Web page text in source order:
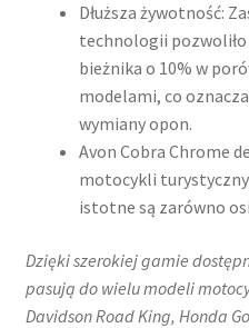
Dłuższa żywotność:
technologii pozwoliło
bieżnika o 10% w
modelami, co
wymiany opon.
Avon Cobra Chrome
motocykli
istotne są zarówno
Dzięki szerokiej gamie
pasują do wielu modeli
Davidson Road King, Honda